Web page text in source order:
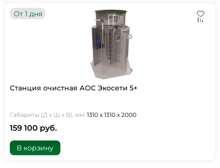
От 1 дня
Станция очистная АОС Экосети 5+
Габариты (Д х Ш х В), мм: 1310 х 1310 х 2000
159 100 руб.
В корзину